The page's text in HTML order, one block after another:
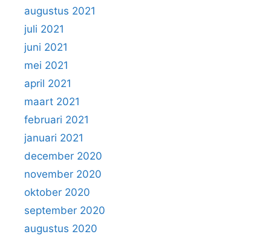
augustus 2021
juli 2021
juni 2021
mei 2021
april 2021
maart 2021
februari 2021
januari 2021
december 2020
november 2020
oktober 2020
september 2020
augustus 2020